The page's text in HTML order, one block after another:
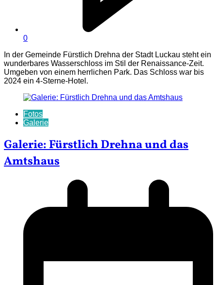
0
In der Gemeinde Fürstlich Drehna der Stadt Luckau steht ein
wunderbares Wasserschloss im Stil der Renaissance-Zeit.
Umgeben von einem herrlichen Park. Das Schloss war bis
2024 ein 4-Sterne-Hotel.
Fotos
Galerie
Galerie: Fürstlich Drehna und das
Amtshaus